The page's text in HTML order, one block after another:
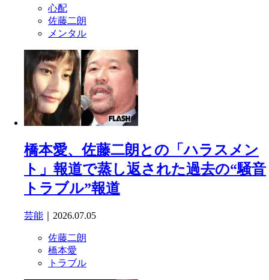
心配
佐藤二朗
メンタル
橋本愛、佐藤二朗との「ハラスメン
ト」報道で蒸し返された過去の“騒音
トラブル”報道
芸能 ｜2026.07.05
佐藤二朗
橋本愛
トラブル